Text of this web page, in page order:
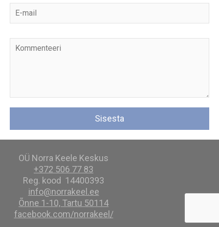
OÜ Norra Keele Keskus
+372 506 77 83
Reg. kood 14400393
info@norrakeel.ee
Õnne 1-10, Tartu 50114
facebook.com/norrakeel/